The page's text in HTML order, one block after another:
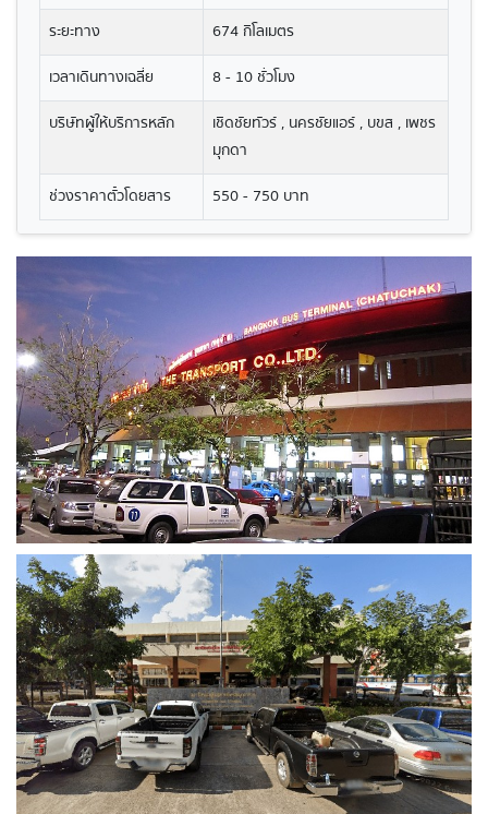
ระยะทาง
674 กิโลเมตร
เวลาเดินทางเฉลี่ย
8 - 10 ชั่วโมง
บริษัทผู้ให้บริการหลัก
เชิดชัยทัวร์ , นครชัยแอร์ , บขส , เพชร
มุกดา
ช่วงราคาตั๋วโดยสาร
550 - 750 บาท